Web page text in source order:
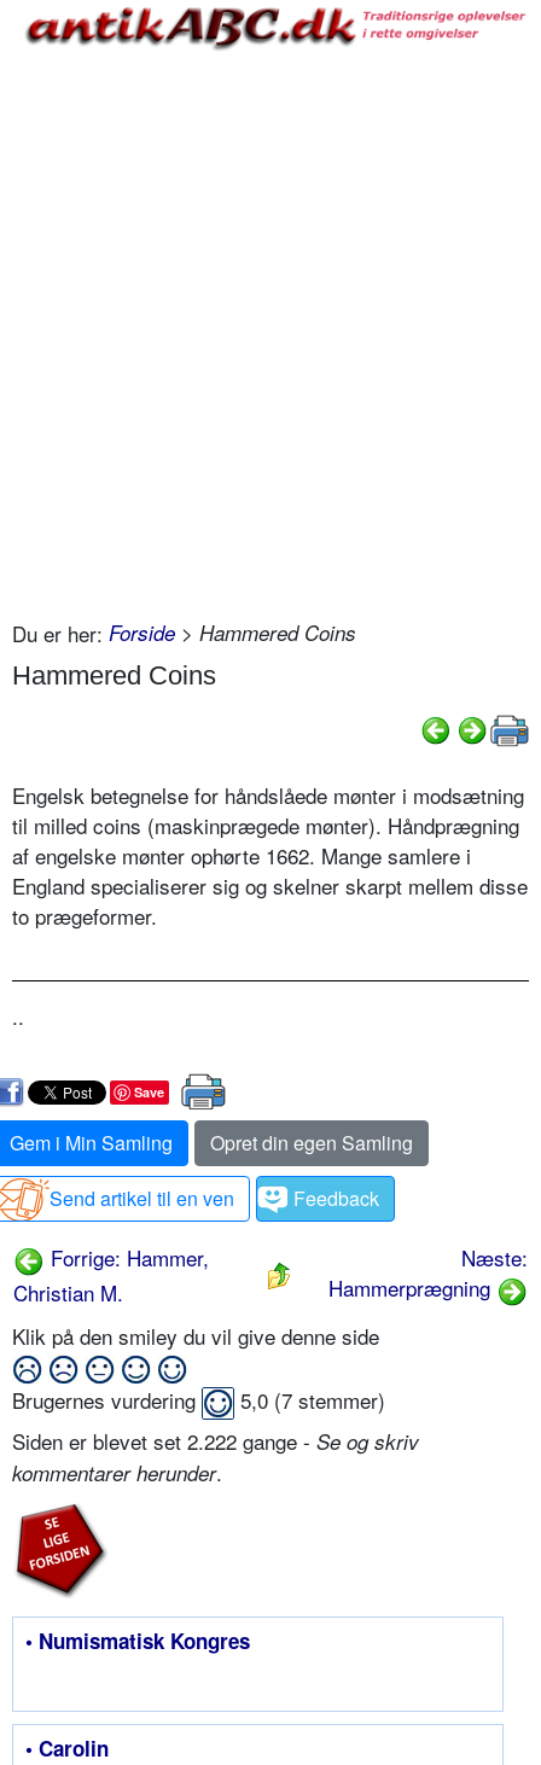
Du er her: Forside > Hammered Coins
Hammered Coins
Engelsk betegnelse for håndslåede mønter i modsætning
til milled coins (maskinprægede mønter). Håndprægning
af engelske mønter ophørte 1662. Mange samlere i
England specialiserer sig og skelner skarpt mellem disse
to prægeformer.
..
Save
Gem i Min Samling
Opret din egen Samling
Send artikel til en ven
Feedback
Forrige: Hammer,
Christian M.
Næste:
Hammerprægning
Klik på den smiley du vil give denne side
Brugernes vurdering 5,0 (7 stemmer)
Siden er blevet set 2.222 gange - Se og skriv
kommentarer herunder.
• Numismatisk Kongres
• Carolin